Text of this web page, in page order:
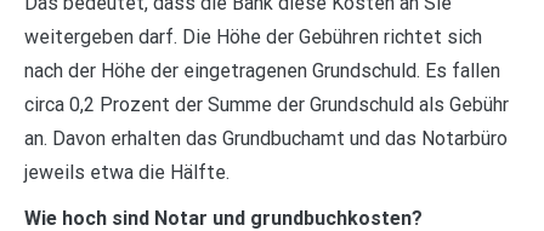
weitergeben darf. Die Höhe der Gebühren richtet sich
nach der Höhe der eingetragenen Grundschuld. Es fallen
circa 0,2 Prozent der Summe der Grundschuld als Gebühr
an. Davon erhalten das Grundbuchamt und das Notarbüro
jeweils etwa die Hälfte.
Wie hoch sind Notar und grundbuchkosten?